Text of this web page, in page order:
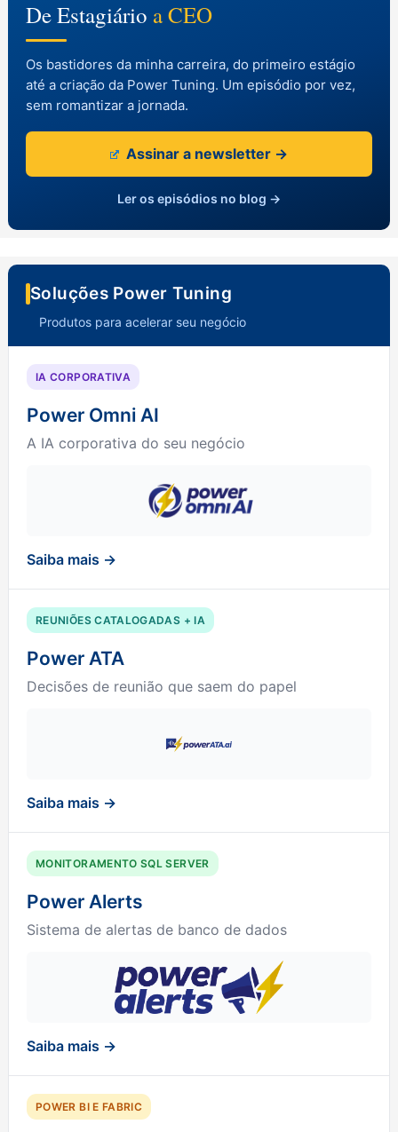
De Estagiário a CEO
Os bastidores da minha carreira, do primeiro estágio
até a criação da Power Tuning. Um episódio por vez,
sem romantizar a jornada.
Assinar a newsletter →
Ler os episódios no blog →
Soluções Power Tuning
Produtos para acelerar seu negócio
IA CORPORATIVA
Power Omni AI
A IA corporativa do seu negócio
Saiba mais →
REUNIÕES CATALOGADAS + IA
Power ATA
Decisões de reunião que saem do papel
Saiba mais →
MONITORAMENTO SQL SERVER
Power Alerts
Sistema de alertas de banco de dados
Saiba mais →
POWER BI E FABRIC